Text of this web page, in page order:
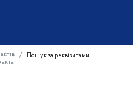
Пошук за реквізитами
акта